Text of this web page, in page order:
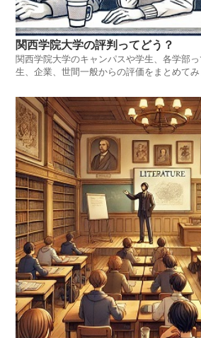
関西学院大学の評判ってどう？
関西学院大学のキャンパスや学生、各学部
生、企業、世間一般からの評価をまとめてみ